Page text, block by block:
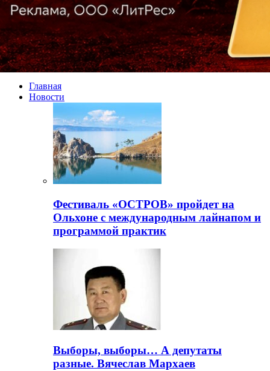
Главная
Новости
Фестиваль «ОСТРОВ» пройдет на
Ольхоне с международным лайнапом и
программой практик
Выборы, выборы… А депутаты
разные. Вячеслав Мархаев